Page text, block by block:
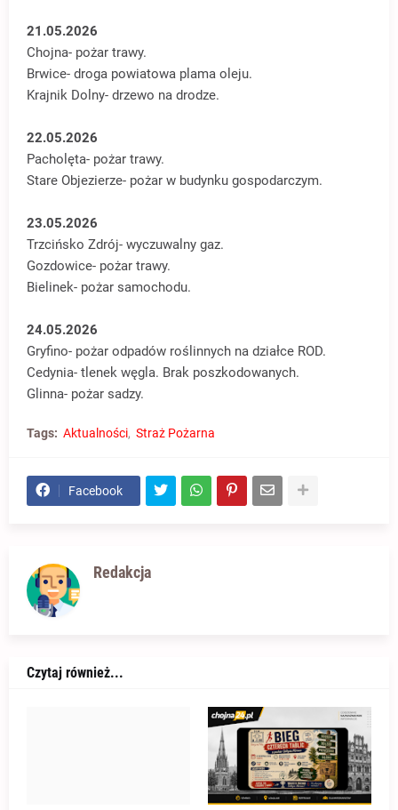
21.05.2026
Chojna- pożar trawy.
Brwice- droga powiatowa plama oleju.
Krajnik Dolny- drzewo na drodze.
22.05.2026
Pacholęta- pożar trawy.
Stare Objezierze- pożar w budynku gospodarczym.
23.05.2026
Trzcińsko Zdrój- wyczuwalny gaz.
Gozdowice- pożar trawy.
Bielinek- pożar samochodu.
24.05.2026
Gryfino- pożar odpadów roślinnych na działce ROD.
Cedynia- tlenek węgla. Brak poszkodowanych.
Glinna- pożar sadzy.
Tags: Aktualności Straż Pożarna
Facebook
Redakcja
Czytaj również...